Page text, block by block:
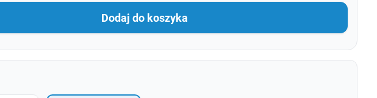
Dodaj do koszyka